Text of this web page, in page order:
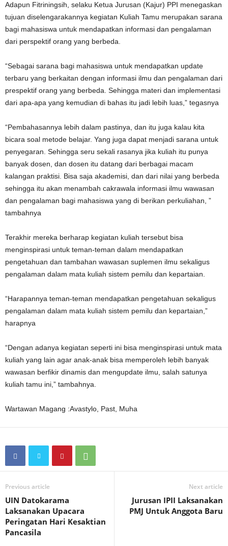
Adapun Fitriningsih, selaku Ketua Jurusan (Kajur) PPI menegaskan
tujuan diselengarakannya kegiatan Kuliah Tamu merupakan sarana
bagi mahasiswa untuk mendapatkan informasi dan pengalaman
dari perspektif orang yang berbeda.
“Sebagai sarana bagi mahasiswa untuk mendapatkan update
terbaru yang berkaitan dengan informasi ilmu dan pengalaman dari
prespektif orang yang berbeda. Sehingga materi dan implementasi
dari apa-apa yang kemudian di bahas itu jadi lebih luas,” tegasnya
“Pembahasannya lebih dalam pastinya, dan itu juga kalau kita
bicara soal metode belajar. Yang juga dapat menjadi sarana untuk
penyegaran. Sehingga seru sekali rasanya jika kuliah itu punya
banyak dosen, dan dosen itu datang dari berbagai macam
kalangan praktisi. Bisa saja akademisi, dan dari nilai yang berbeda
sehingga itu akan menambah cakrawala informasi ilmu wawasan
dan pengalaman bagi mahasiswa yang di berikan perkuliahan, ”
tambahnya
Terakhir mereka berharap kegiatan kuliah tersebut bisa
menginspirasi untuk teman-teman dalam mendapatkan
pengetahuan dan tambahan wawasan suplemen ilmu sekaligus
pengalaman dalam mata kuliah sistem pemilu dan kepartaian.
“Harapannya teman-teman mendapatkan pengetahuan sekaligus
pengalaman dalam mata kuliah sistem pemilu dan kepartaian,”
harapnya
“Dengan adanya kegiatan seperti ini bisa menginspirasi untuk mata
kuliah yang lain agar anak-anak bisa memperoleh lebih banyak
wawasan berfikir dinamis dan mengupdate ilmu, salah satunya
kuliah tamu ini,” tambahnya.
Wartawan Magang :Avastylo, Past, Muha
Previous article
UIN Datokarama
Laksanakan Upacara
Peringatan Hari Kesaktian
Pancasila
Next article
Jurusan IPII Laksanakan
PMJ Untuk Anggota Baru